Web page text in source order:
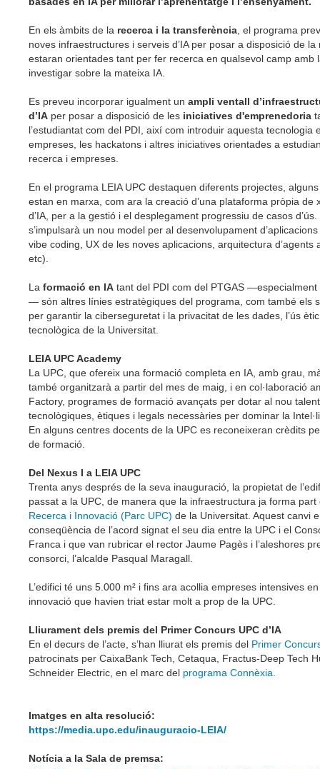
En els àmbits de la recerca i la transferència , el programa
noves infraestructures i serveis d’IA per posar a disposició de la
estaran orientades tant per fer recerca en qualsevol camp amb
investigar sobre la mateixa IA.
Es preveu incorporar igualment un ampli ventall
d’IA per posar a disposició de les iniciatives d'emprenedoria
l’estudiantat com del PDI, així com introduir aquesta tecnologia
empreses, les hackatons i altres iniciatives orientades a
recerca i empreses.
En el programa LEIA UPC destaquen diferents projectes,
estan en marxa, com ara la creació d’una plataforma pròpia de
d’IA, per a la gestió i el desplegament progressiu de casos
s’impulsarà un nou model per al desenvolupament
vibe coding, UX de les noves aplicacions, arquitectura d’agents
etc).
La formació en IA tant del PDI com del PTGAS
— són altres línies estratègiques del programa, com també els
per garantir la ciberseguretat i la privacitat de les dades, l’ús
tecnològica de la Universitat.
LEIA UPC Academy
La UPC, que ofereix una formació completa en IA, amb grau,
també organitzarà a partir del mes de maig, i en col·laboració
Factory, programes de formació avançats per dotar al nou
tecnològiques, ètiques i legals necessàries per dominar la
En alguns centres docents de la UPC es reconeixeran crèdits
de formació.
Del Nexus I a LEIA UPC
Trenta anys després de la seva inauguració, la propietat de
passat a la UPC, de manera que la infraestructura ja forma
Recerca i Innovació (Parc UPC) de la Universitat. Aquest canvi
conseqüència de l’acord signat el seu dia entre la UPC i el
Franca i que van rubricar el rector Jaume Pagès i l’aleshores
consorci, l’alcalde Pasqual Maragall.
L’edifici té uns 5.000 m² i fins ara acollia empreses intensives
innovació que havien triat estar molt a prop de la UPC.
Lliurament dels premis del Primer Concurs UPC d’IA
En el decurs de l’acte, s’han lliurat els premis del Primer
patrocinats per CaixaBank Tech, Cetaqua, Fractus-Deep Tech
Schneider Electric, en el marc del programa Connèxia
Imatges en alta resolució:
https://media.upc.edu/inauguracio-LEIA/
Notícia a la Sala de premsa: